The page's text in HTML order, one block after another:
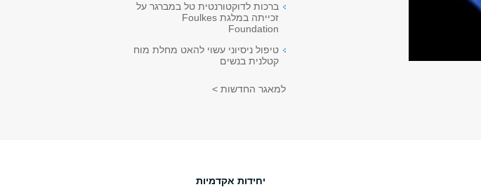
ברכות לדוקטורנטית טל במברגר על
זכייתה במלגת Foulkes
Foundation
טיפול ניסיוני עשוי להאט מחלת מוח
קטלנית בנשים
למאגר החדשות >
יחידות אקדמיות